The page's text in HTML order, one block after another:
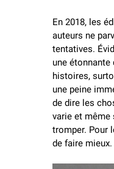
En 2018, les
auteurs ne
tentatives.
une
histoires,
une peine
de dire les
varie et même
tromper. Pour
de faire mieux.